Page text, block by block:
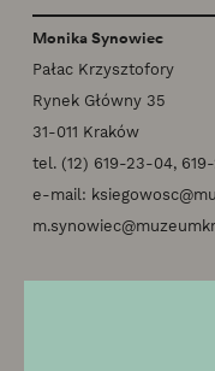
Monika Synowiec
Pałac Krzysztofory
Rynek Główny 35
31-011 Kraków
tel. (12) 619-23-04,
e-mail: